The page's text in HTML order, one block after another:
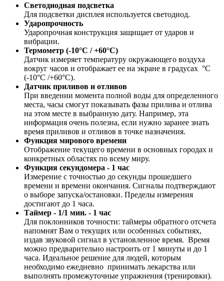
Светодиодная подсветка
Для подсветки дисплея используется светодиод.
Ударопрочность
Ударопрочная конструкция защищает от ударов и
вибрации.
Термометр (-10°C / +60°C)
Датчик измеряет температуру окружающего воздуха
вокруг часов и отображает ее на экране в градусах °C
(-10°C /+60°C).
Датчик приливов и отливов
При введении момента полной воды для определенного
места, часы смогут показывать фазы прилива и отлива
на этом месте в выбранную дату. Например, эта
информация очень полезна, если нужно заранее знать
время приливов и отливов в точке назначения.
Функция мирового времени
Отображение текущего времени в основных городах и
конкретных областях по всему миру.
Функция секундомера - 1 час
Измерение с точностью до секунды прошедшего
времени и времени окончания. Сигналы подтверждают
о выборе запуска/остановки. Пределы измерения
достигают до 1 часа.
Таймер - 1/1 мин. - 1 час
Для поклонников точности: таймеры обратного отсчета
напомнят Вам о текущих или особенных событиях,
издав звуковой сигнал в установленное время. Время
можно предварительно настроить от 1 минуты и до 1
часа. Идеальное решение для людей, которым
необходимо ежедневно принимать лекарства или
выполнять промежуточные упражнения (тренировки).